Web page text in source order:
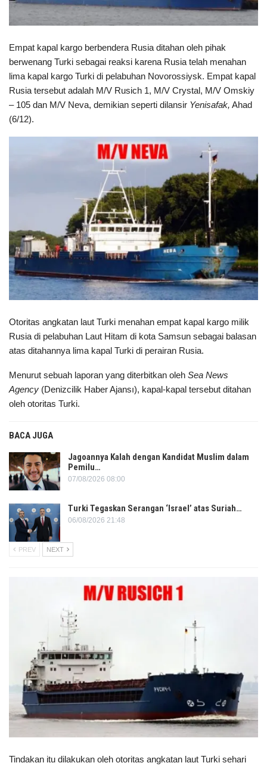
Empat kapal kargo berbendera Rusia ditahan oleh pihak
berwenang Turki sebagai reaksi karena Rusia telah menahan
lima kapal kargo Turki di pelabuhan Novorossiysk. Empat kapal
Rusia tersebut adalah M/V Rusich 1, M/V Crystal, M/V Omskiy
– 105 dan M/V Neva, demikian seperti dilansir Yenisafak, Ahad
(6/12).
Otoritas angkatan laut Turki menahan empat kapal kargo milik
Rusia di pelabuhan Laut Hitam di kota Samsun sebagai balasan
atas ditahannya lima kapal Turki di perairan Rusia.
Menurut sebuah laporan yang diterbitkan oleh Sea News
Agency (Denizcilik Haber Ajansı), kapal-kapal tersebut ditahan
oleh otoritas Turki.
BACA JUGA
Jagoannya Kalah dengan Kandidat Muslim dalam
Pemilu…
07/08/2026 08:00
Turki Tegaskan Serangan ‘Israel’ atas Suriah…
06/08/2026 21:48
PREV NEXT
Tindakan itu dilakukan oleh otoritas angkatan laut Turki sehari